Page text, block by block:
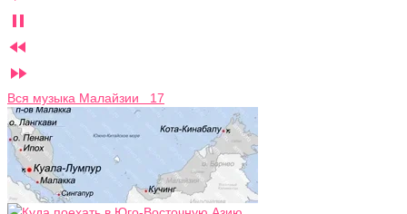



Вся музыка Малайзии 17